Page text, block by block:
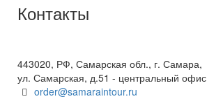
Контакты
443020, РФ, Самарская обл., г. Самара,
ул. Самарская, д.51 - центральный офис
order@samaraintour.ru